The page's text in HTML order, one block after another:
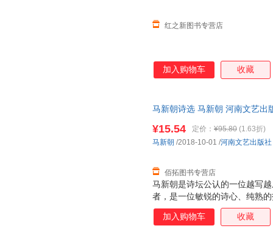
红之新图书专营店
加入购物车 收藏
马新朝诗选 马新朝 河南文艺出
马新朝是诗坛公认的一位越写
者，是一位敏锐的诗心、纯熟
诗艺、朝着精神领域拓荒，向
他的精神原乡，让人惊奇地触
¥15.54 定价： ¥95.80 (1.63折)
佰拓图书专营店
马新朝 /2018-10-01 /河南文艺出版社
加入购物车 收藏